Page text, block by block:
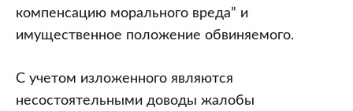
компенсацию морального вреда” и
имущественное положение обвиняемого.
С учетом изложенного являются
несостоятельными доводы жалобы